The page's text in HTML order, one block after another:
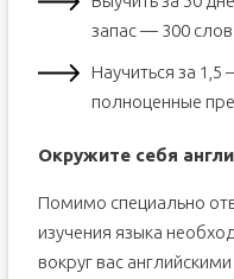
запас — 300
Научиться за
полноценные
Окружите себя
Помимо специально
изучения языка
вокруг вас